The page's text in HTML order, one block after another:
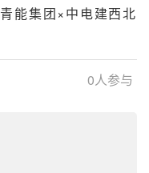
手布局西藏光热+储能
+氢能全产业链
青能集团×中电建西北
0人参与